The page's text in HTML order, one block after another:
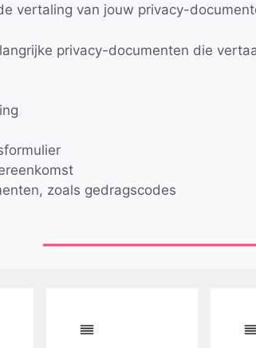
vertaling van jouw privacy-
privacy-documenten die
zoals gedragscodes